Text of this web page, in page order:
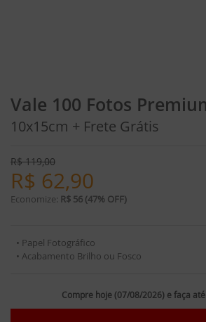
Vale 100 Fotos
10x15cm + Frete Grátis
R$119,00
R$ 62,90
Economize: R$ 56 (47% OFF)
• Papel Fotográfico
• Acabamento Brilho ou Fosco
Compre hoje (07/08/2026) e faça